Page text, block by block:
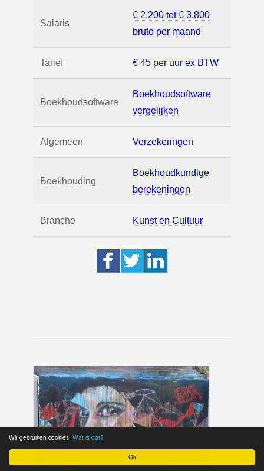
Ok
Wij gebruiken cookies. Wat is dat?
Salaris
€ 2.200 tot € 3.800
bruto per maand
Tarief € 45 per uur ex BTW
Boekhoudsoftware
Boekhoudsoftware
vergelijken
Algemeen Verzekeringen
Boekhouding
Boekhoudkundige
berekeningen
Branche Kunst en Cultuur